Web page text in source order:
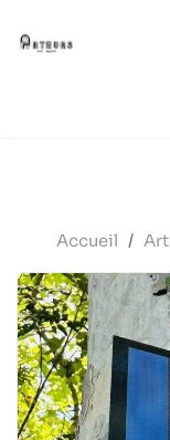
Accueil / Art